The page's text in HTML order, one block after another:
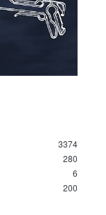
3374
280
6
200